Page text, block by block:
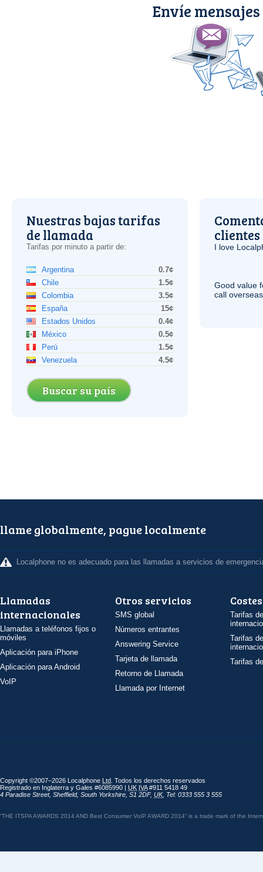
Envíe
Nuestras bajas tarifas
de llamada
Tarifas por minuto a partir de:
Argentina
0.7¢
Chile
1.5¢
Colombia
3.5¢
España
15¢
Estados Unidos
0.4¢
México
0.5¢
Perú
1.5¢
Venezuela
4.5¢
Buscar su país
clientes
I love
Good value
call
llame globalmente, pague localmente
Localphone no es adecuado para las llamadas a servicios de
Llamadas
internacionales
Llamadas a teléfonos fijos o
móviles
Aplicación para iPhone
Aplicación para Android
VoIP
Otros servicios
SMS global
Números entrantes
Answering Service
Tarjeta de llamada
Retorno de Llamada
Llamada por Internet
Costes
Tarifas
Tarifas
Tarifas
Copyright ©2007–2026 Localphone Ltd . Todos los derechos reservados
Registrado en Inglaterra y Gales #6085990 | UK IVA#911 5418 49
4 Paradise Street, Sheffield, South Yorkshire S1 2DF, UK, Tel: 0333 555 3 555
“THE ITSPA AWARDS 2014 AND Best Consumer VoIP AWARD 2014” is a trade mark of the